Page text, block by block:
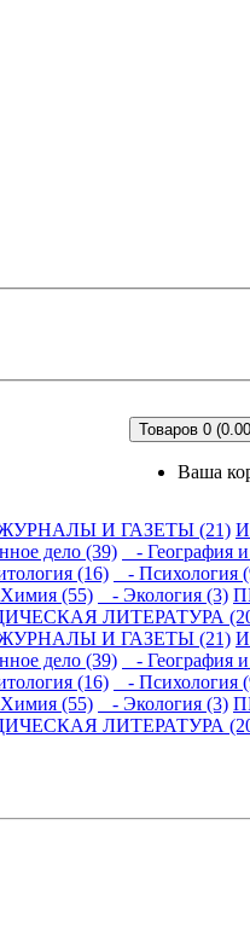
Товаров 0
Ваша
И ГАЗЕТЫ (21)
дело (39) - География
(16) - Психология
(55) - Экология (3)
ЛИТЕРАТУРА
И ГАЗЕТЫ (21)
дело (39) - География
(16) - Психология
(55) - Экология (3)
ЛИТЕРАТУРА